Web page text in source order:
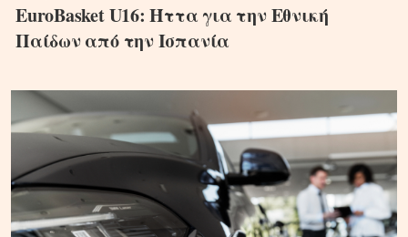
EuroBasket U16: Ήττα για την Εθνική
Παίδων από την Ισπανία